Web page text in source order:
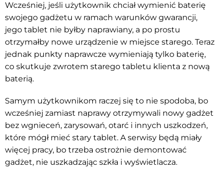
Wcześniej, jeśli użytkownik chciał wymienić baterię
swojego gadżetu w ramach warunków gwarancji,
jego tablet nie byłby naprawiany, a po prostu
otrzymałby nowe urządzenie w miejsce starego. Teraz
jednak punkty naprawcze wymieniają tylko baterię,
co skutkuje zwrotem starego tabletu klienta z nową
baterią.
Samym użytkownikom raczej się to nie spodoba, bo
wcześniej zamiast naprawy otrzymywali nowy gadżet
bez wgnieceń, zarysowań, otarć i innych uszkodzeń,
które mógł mieć stary tablet. A serwisy będą miały
więcej pracy, bo trzeba ostrożnie demontować
gadżet, nie uszkadzając szkła i wyświetlacza.